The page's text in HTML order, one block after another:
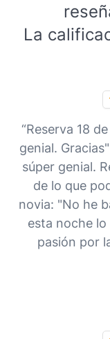
La
“Reserva 18
genial.
súper genial.
de lo que
novia: "No he
esta noche
pasión por